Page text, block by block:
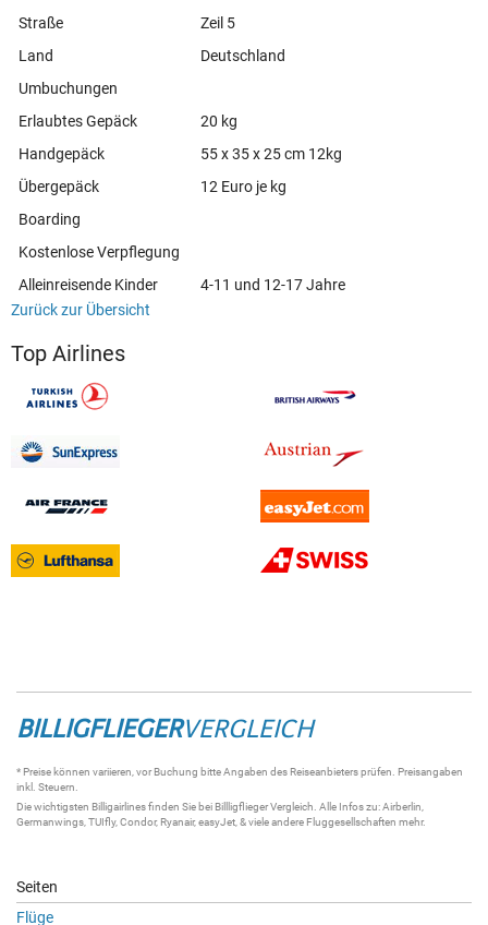
Straße
Zeil 5
Land
Deutschland
Umbuchungen
Erlaubtes Gepäck
20 kg
Handgepäck
55 x 35 x 25 cm 12kg
Übergepäck
12 Euro je kg
Boarding
Kostenlose Verpflegung
Alleinreisende Kinder
4-11 und 12-17 Jahre
Zurück zur Übersicht
Top Airlines
BILLIGFLIEGERVERGLEICH
* Preise können variieren, vor Buchung bitte Angaben des Reiseanbieters prüfen. Preisangaben
inkl. Steuern.
Die wichtigsten Billigairlinesfinden Sie bei Billligflieger Vergleich . Alle Infos zu:Airberlin
Germanwings TUIfly, Condor, Ryanair,easyJet , & viele andere Fluggesellschaften mehr.
Seiten
Flüge